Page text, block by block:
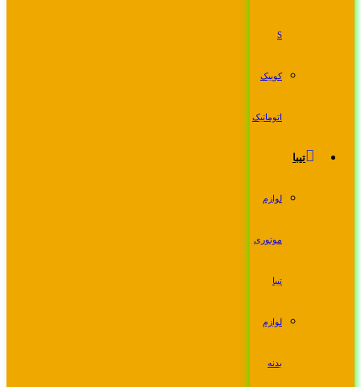
S
کوییک
اتوماتیک
تیبا
لوازم
موتوری
تیبا
لوازم
بدنه